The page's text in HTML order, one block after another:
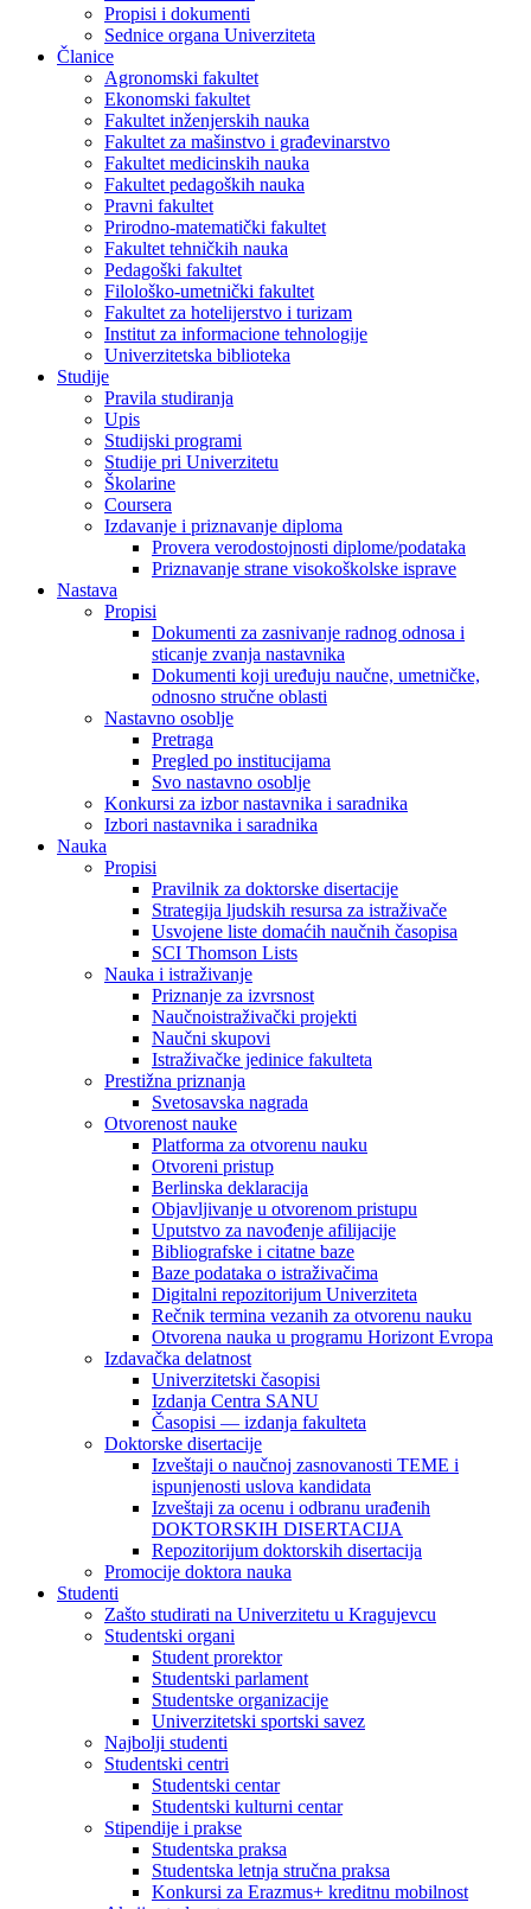
Propisi i dokumenti
Sednice organa Univerziteta
Članice
Agronomski fakultet
Ekonomski fakultet
Fakultet inženjerskih nauka
Fakultet za mašinstvo i građevinarstvo
Fakultet medicinskih nauka
Fakultet pedagoških nauka
Pravni fakultet
Prirodno-matematički fakultet
Fakultet tehničkih nauka
Pedagoški fakultet
Filološko-umetnički fakultet
Fakultet za hotelijerstvo i turizam
Institut za informacione tehnologije
Univerzitetska biblioteka
Studije
Pravila studiranja
Upis
Studijski programi
Studije pri Univerzitetu
Školarine
Coursera
Izdavanje i priznavanje diploma
Provera verodostojnosti diplome/podataka
Priznavanje strane visokoškolske isprave
Nastava
Propisi
Dokumenti za zasnivanje radnog odnosa i
sticanje zvanja nastavnika
Dokumenti koji uređuju naučne, umetničke,
odnosno stručne oblasti
Nastavno osoblje
Pretraga
Pregled po institucijama
Svo nastavno osoblje
Konkursi za izbor nastavnika i saradnika
Izbori nastavnika i saradnika
Nauka
Propisi
Pravilnik za doktorske disertacije
Strategija ljudskih resursa za istraživače
Usvojene liste domaćih naučnih časopisa
SCI Thomson Lists
Nauka i istraživanje
Priznanje za izvrsnost
Naučnoistraživački projekti
Naučni skupovi
Istraživačke jedinice fakulteta
Prestižna priznanja
Svetosavska nagrada
Otvorenost nauke
Platforma za otvorenu nauku
Otvoreni pristup
Berlinska deklaracija
Objavljivanje u otvorenom pristupu
Uputstvo za navođenje afilijacije
Bibliografske i citatne baze
Baze podataka o istraživačima
Digitalni repozitorijum Univerziteta
Rečnik termina vezanih za otvorenu nauku
Otvorena nauka u programu Horizont Evropa
Izdavačka delatnost
Univerzitetski časopisi
Izdanja Centra SANU
Časopisi — izdanja fakulteta
Doktorske disertacije
Izveštaji o naučnoj zasnovanosti TEME i
ispunjenosti uslova kandidata
Izveštaji za ocenu i odbranu urađenih
DOKTORSKIH DISERTACIJA
Repozitorijum doktorskih disertacija
Promocije doktora nauka
Studenti
Zašto studirati na Univerzitetu u Kragujevcu
Studentski organi
Student prorektor
Studentski parlament
Studentske organizacije
Univerzitetski sportski savez
Najbolji studenti
Studentski centri
Studentski centar
Studentski kulturni centar
Stipendije i prakse
Studentska praksa
Studentska letnja stručna praksa
Konkursi za Erazmus+ kreditnu mobilnost